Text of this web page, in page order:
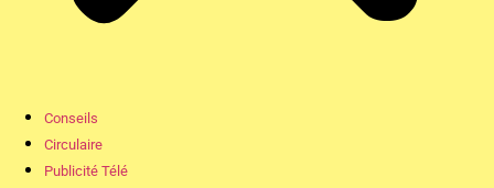
Conseils
Circulaire
Publicité Télé